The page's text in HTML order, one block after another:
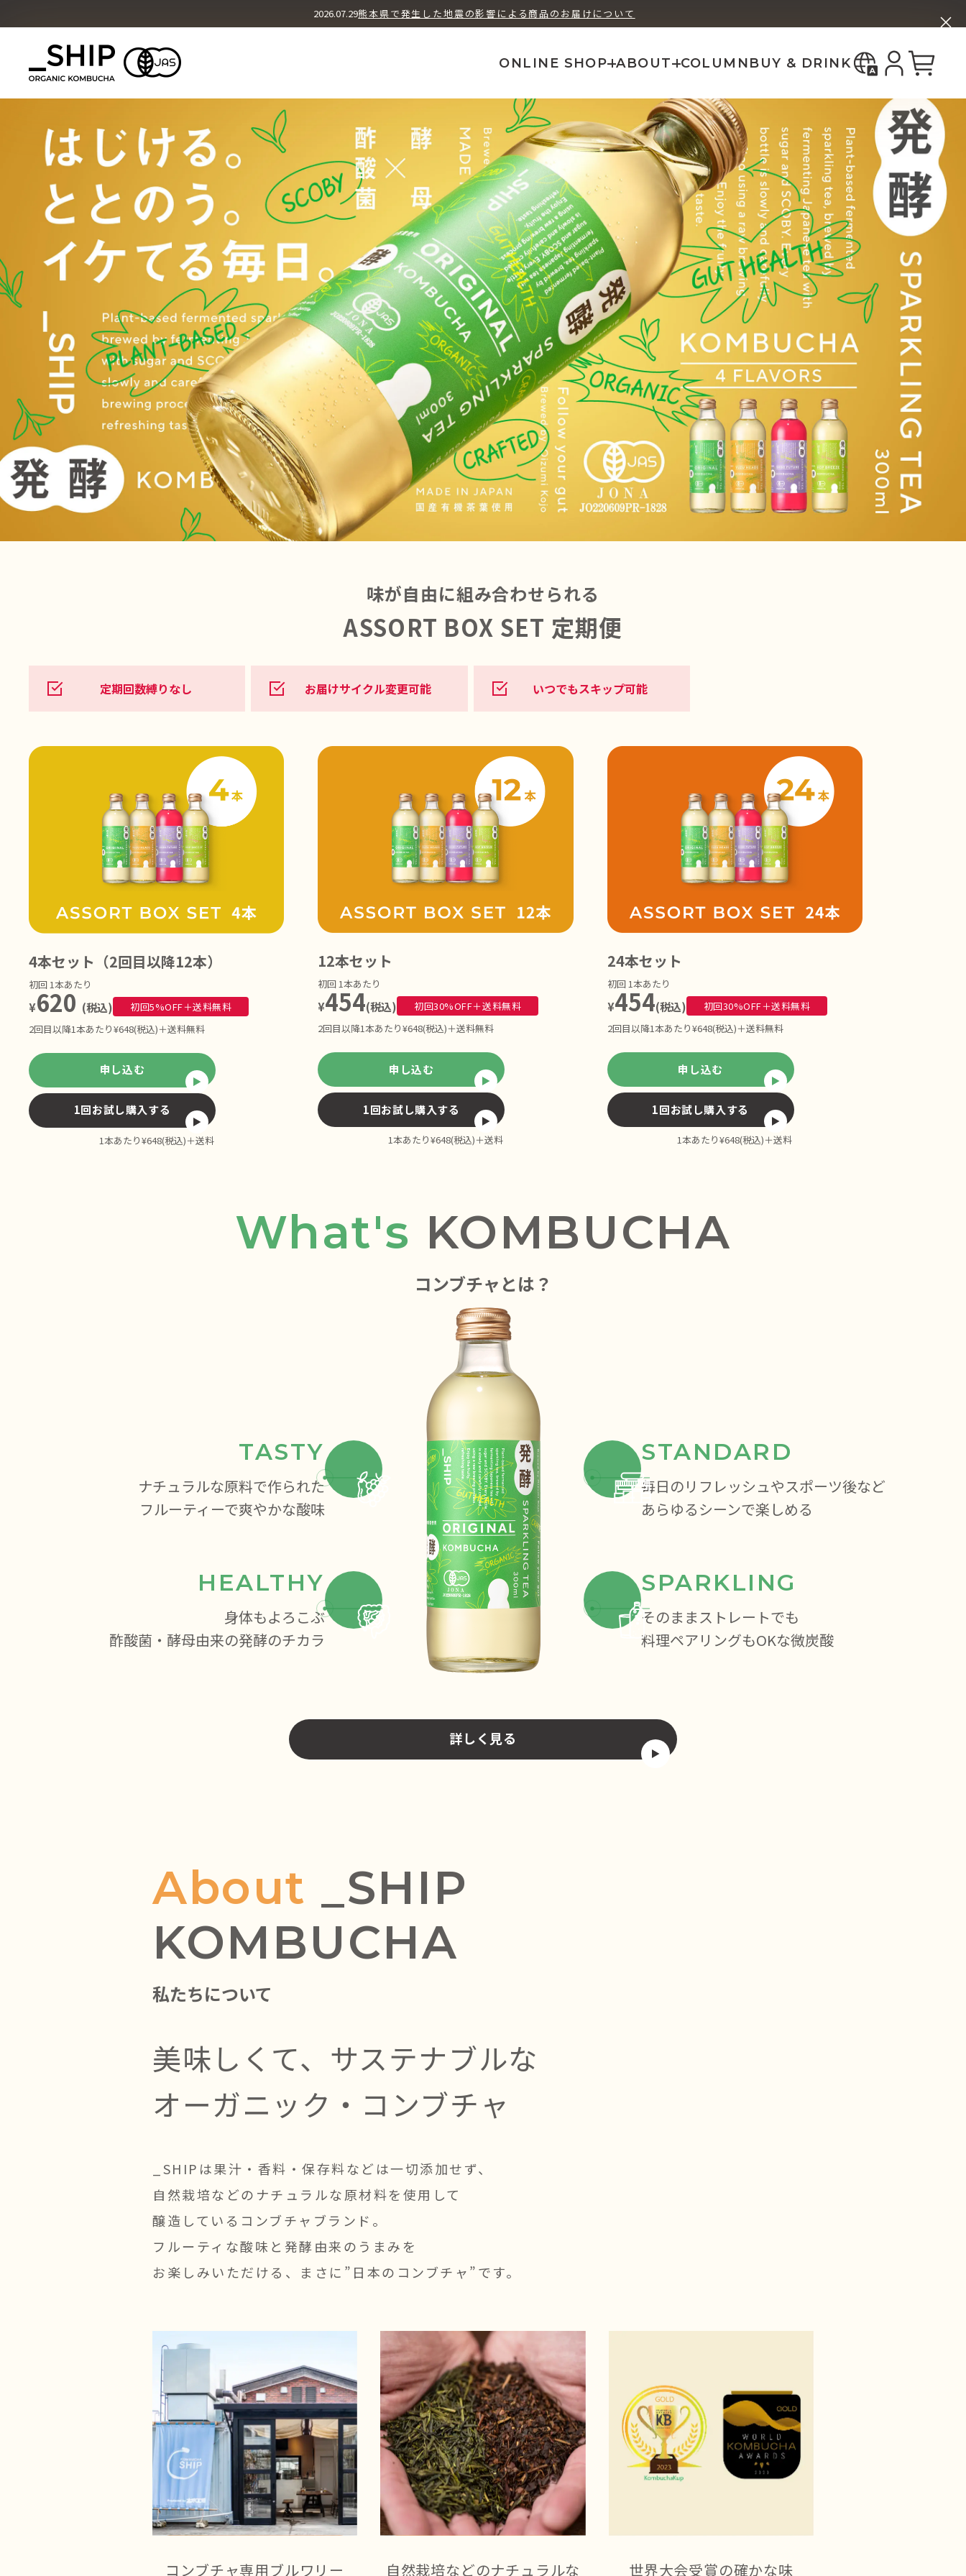
2026.07.29熊本県で発生した地震の影響による商品のお届けについて
ONLINE SHOP
ユズ ヘッズ シソ フューチャー
ABOUT
What's KOMBUCHA How We Brew About _SHIP
COLUMNBUY & DRINK
中國（繁體）
味が自由に組み合わせられる
ASSORT BOX SET 定期便
定期回数縛りなし お届けサイクル変更可能 いつでもスキップ可能
4本セット（2回目以降12本）
初回 1本あたり
¥620 (税込)
初回5%OFF＋送料無料
2回目以降1本あたり¥648(税込)＋送料無料
申し込む
1回お試し購入する
1本あたり¥648(税込)＋送料
12本セット
初回 1本あたり
¥454(税込)
初回30%OFF＋送料無料
2回目以降1本あたり¥648(税込)＋送料無料
申し込む
1回お試し購入する
1本あたり¥648(税込)＋送料
24本セット
初回 1本あたり
¥454(税込)
初回30%OFF＋送料無料
2回目以降1本あたり¥648(税込)＋送料無料
申し込む
1回お試し購入する
1本あたり¥648(税込)＋送料
What's KOMBUCHA
コンブチャとは？
STANDARD
毎日のリフレッシュやスポーツ後など
あらゆるシーンで楽しめる
TASTY
ナチュラルな原料で作られた
フルーティーで爽やかな酸味
SPARKLING
そのままストレートでも
料理ペアリングもOKな微炭酸
HEALTHY
身体もよろこぶ
酢酸菌・酵母由来の発酵のチカラ
詳しく見る
About _SHIP
KOMBUCHA
私たちについて
美味しくて、 サステナブルな
オーガニック・コンブチャ
_SHIPは果汁・香料・保存料などは一切添加せず、
自然栽培などのナチュラルな原材料を使用して
醸造しているコンブチャブランド。
フルーティな酸味と発酵由来のうまみを
お楽しみいただける、まさに”日本のコンブチャ”です。
コンブチャ専用ブルワリー 自然栽培などのナチュラルな 世界大会受賞の確かな味